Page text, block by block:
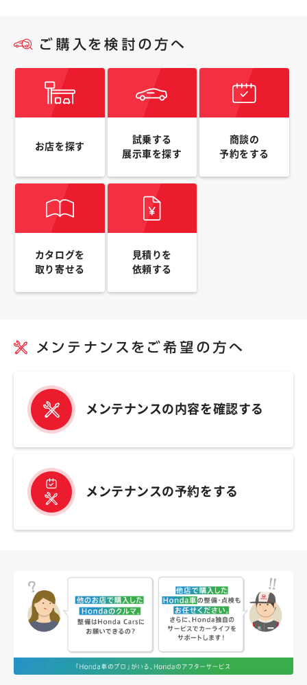
お店を探す
試乗する
展示車を探す
商談の
予約をする
カタログを
取り寄せる
見積りを
依頼する
メンテナンスの内容を確認する
メンテナンスの予約をする